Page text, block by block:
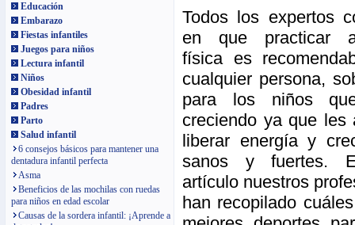
Educación
Embarazo
Fiestas infantiles
Juegos para niños
Lectura infantil
Niños
Obesidad infantil
Padres
Parto
Salud infantil
6 consejos básicos para mantener una
dentadura infantil perfecta
Asma
Beneficios de las mochilas con ruedas
para niños en edad escolar
Causas de la sordera infantil: ¡Aprende a
Todos los expertos
en que practicar
física es
cualquier persona,
para los niños
creciendo ya que les
liberar energía y
sanos y fuertes.
artículo nuestros
han recopilado